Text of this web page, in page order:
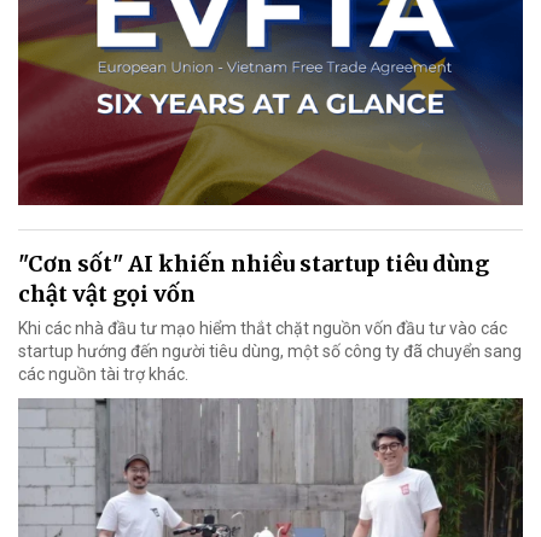
"Cơn sốt" AI khiến nhiều startup tiêu dùng
chật vật gọi vốn
Khi các nhà đầu tư mạo hiểm thắt chặt nguồn vốn đầu tư vào các
startup hướng đến người tiêu dùng, một số công ty đã chuyển sang
các nguồn tài trợ khác.